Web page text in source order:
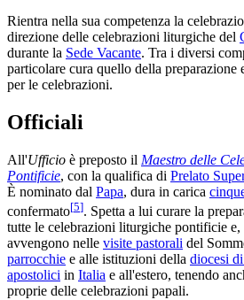
Rientra nella sua competenza la
direzione delle celebrazioni liturgiche del
durante la Sede Vacante. Tra i diversi
particolare cura quello della preparazione
per le celebrazioni.
Officiali
All'Ufficio è preposto il Maestro delle
Pontificie, con la qualifica di Prelato
È nominato dal Papa, dura in carica
confermato[5]. Spetta a lui curare la
tutte le celebrazioni liturgiche pontificie
avvengono nelle visite pastorali del
parrocchie e alle istituzioni della diocesi
apostolici in Italia e all'estero, tenendo
proprie delle celebrazioni papali.